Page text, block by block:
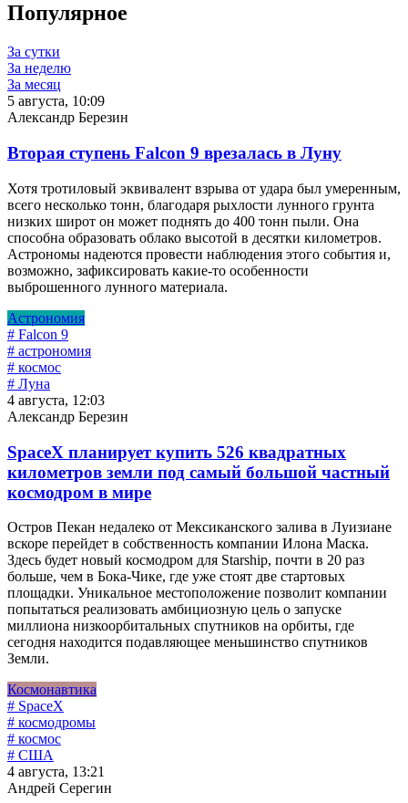
Популярное
За сутки
За неделю
За месяц
5 августа, 10:09
Александр Березин
Вторая ступень Falcon 9 врезалась в Луну
Хотя тротиловый эквивалент взрыва от удара был умеренным,
всего несколько тонн, благодаря рыхлости лунного грунта
низких широт он может поднять до 400 тонн пыли. Она
способна образовать облако высотой в десятки километров.
Астрономы надеются провести наблюдения этого события и,
возможно, зафиксировать какие-то особенности
выброшенного лунного материала.
Астрономия
# Falcon 9
# астрономия
# космос
# Луна
4 августа, 12:03
Александр Березин
SpaceX планирует купить 526 квадратных
километров земли под самый большой частный
космодром в мире
Остров Пекан недалеко от Мексиканского залива в Луизиане
вскоре перейдет в собственность компании Илона Маска.
Здесь будет новый космодром для Starship, почти в 20 раз
больше, чем в Бока-Чике, где уже стоят две стартовых
площадки. Уникальное местоположение позволит компании
попытаться реализовать амбициозную цель о запуске
миллиона низкоорбитальных спутников на орбиты, где
сегодня находится подавляющее меньшинство спутников
Земли.
Космонавтика
# SpaceX
# космодромы
# космос
# США
4 августа, 13:21
Андрей Серегин